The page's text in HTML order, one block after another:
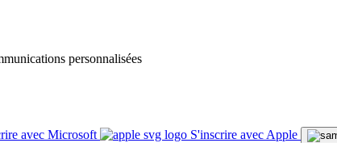
personnalisées
avec Microsoft S'inscrire avec Apple